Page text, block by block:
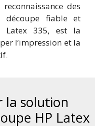
des
découpe fiable et
Latex 335, est la
l’impression et la
la solution
HP Latex